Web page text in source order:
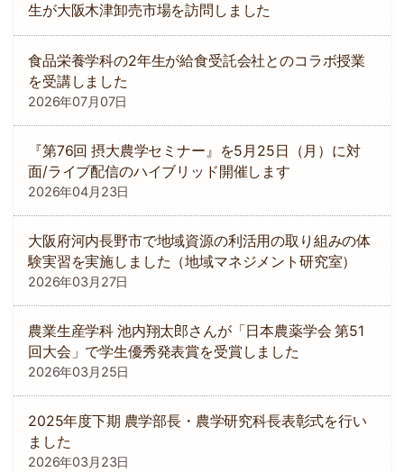
生が大阪木津卸売市場を訪問しました
食品栄養学科の2年生が給食受託会社とのコラボ授業
を受講しました
2026年07月07日
『第76回 摂大農学セミナー』を5月25日（月）に対
面/ライブ配信のハイブリッド開催します
2026年04月23日
大阪府河内長野市で地域資源の利活用の取り組みの体
験実習を実施しました（地域マネジメント研究室）
2026年03月27日
農業生産学科 池内翔太郎さんが「日本農薬学会 第51
回大会」で学生優秀発表賞を受賞しました
2026年03月25日
2025年度下期 農学部長・農学研究科長表彰式を行い
ました
2026年03月23日